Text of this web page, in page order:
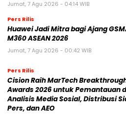
Jumat, 7 Agu 2026 - 04:14 WIB
Pers Rilis
Huawei Jadi Mitra bagi Ajang
M360 ASEAN 2026
Jumat, 7 Agu 2026 - 00:42 WIB
Pers Rilis
Cision Raih MarTech
Awards 2026 untuk Pemantauan
Analisis Media Sosial, Distribusi
Pers, dan AEO